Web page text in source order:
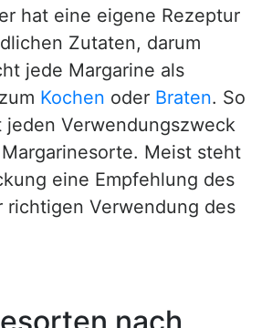
hat eine eigene Rezeptur
Zutaten, darum
jede Margarine als
Kochen oder Braten. So
Verwendungszweck
Meist steht
eine Empfehlung des
richtigen Verwendung des
nach